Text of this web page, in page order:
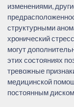
изменениями,
структурными
хронический
могут
этих состояниях
тревожные
медицинской
постоянным